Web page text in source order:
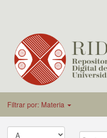
Filtrar por: Materia